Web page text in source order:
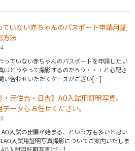
ていない赤ちゃんのパスポート申請用証
方法
っていない赤ちゃんのパスポートを申請したい
はどうやって撮影するのだろう・・・と心配さ
い合わせいただくケースがござい[…]
・元住吉・日吉】AO入試用証明写真。
ータもお任せください。
入試の出願が始まる、という方も多いと思い
AO入試用証明写真撮影についてご案内いたしま
AO入試用証明写真に[…]